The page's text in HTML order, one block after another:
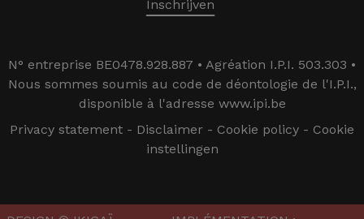
N° entreprise BE0478.928.887 • Agréation I.P.I. 503.303 •
Nous sommes soumis au code de déontologie de l'I.P.I.,
disponible à l'adresse www.ipi.be
Privacy statement - Disclaimer - Cookie policy - Cookie
instellingen